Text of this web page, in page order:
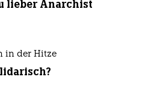
lieber Anarchist
in der Hitze